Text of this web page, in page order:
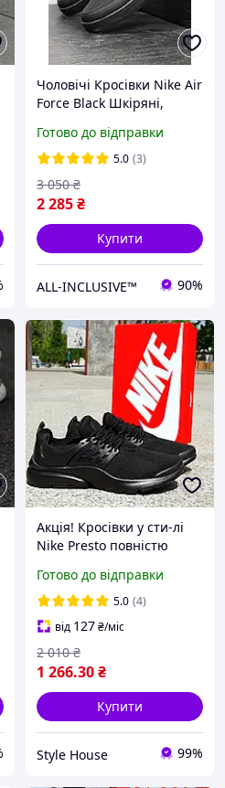
Чоловічі Кросівки Nike Air
Force Black Шкіряні,
Аір Форс Чорні Весняні
Осінні
Готово до відправки
5.0 (3)
2 285₴
3 050 ₴
Купити
ALL-INCLUSIVE™ 90%
Акція! Кросівки у сти-лі
Nike Presto повністю
Готово до відправки
5.0 (4)
від 127₴/міс
1 266.30₴
2 010 ₴
Купити
Style House 99%